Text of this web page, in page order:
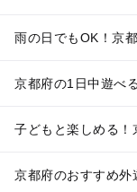
雨の日でもOK！京
京都府の1日中遊べ
子どもと楽しめる！
京都府のおすすめ外